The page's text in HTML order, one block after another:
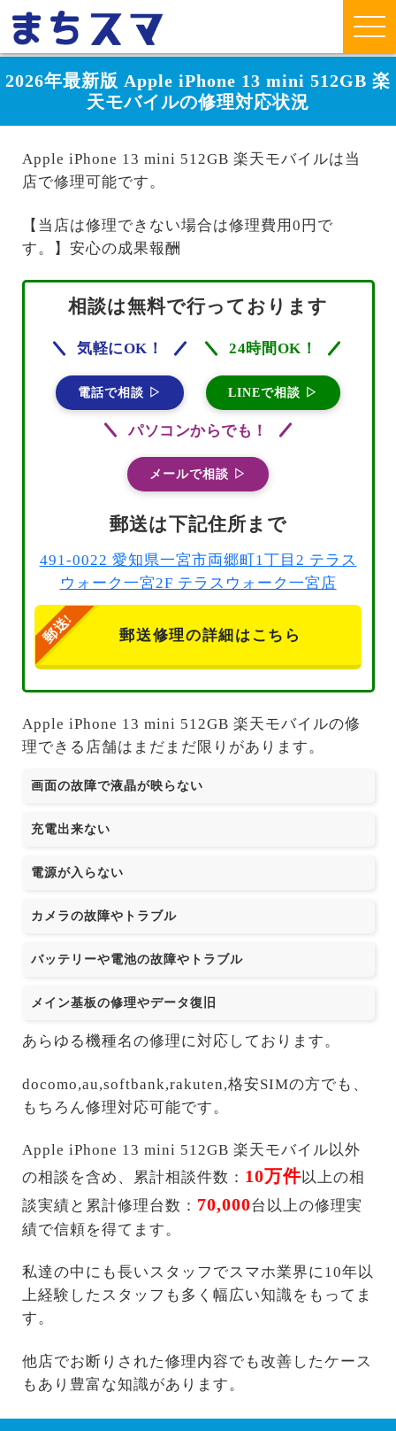
2026年最新版 Apple iPhone 13 mini 512GB 楽
天モバイルの修理対応状況
Apple iPhone 13 mini 512GB 楽天モバイルは当
店で修理可能です。
【当店は修理できない場合は修理費用0円で
す。】安心の成果報酬
相談は無料で行っております
気軽にOK！
電話で相談 ▷
24時間OK！
LINEで相談 ▷
パソコンからでも！
メールで相談 ▷
郵送は下記住所まで
491-0022 愛知県一宮市両郷町1丁目2 テラス
ウォーク一宮2F テラスウォーク一宮店
郵送修理の詳細はこちら
Apple iPhone 13 mini 512GB 楽天モバイルの修
理できる店舗はまだまだ限りがあります。
画面の故障で液晶が映らない
充電出来ない
電源が入らない
カメラの故障やトラブル
バッテリーや電池の故障やトラブル
メイン基板の修理やデータ復旧
あらゆる機種名の修理に対応しております。
docomo,au,softbank,rakuten,格安SIMの方でも、
もちろん修理対応可能です。
Apple iPhone 13 mini 512GB 楽天モバイル以外
の相談を含め、累計相談件数： 10万件以上の相
談実績と累計修理台数： 70,000台以上の修理実
績で信頼を得てます。
私達の中にも長いスタッフでスマホ業界に10年以
上経験したスタッフも多く幅広い知識をもってま
す。
他店でお断りされた修理内容でも改善したケース
もあり豊富な知識があります。